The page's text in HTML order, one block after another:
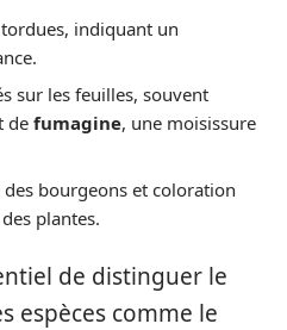
indiquant un
sur les feuilles, souvent
de fumagine, une moisissure
bourgeons et coloration
plantes.
de distinguer le
espèces comme le